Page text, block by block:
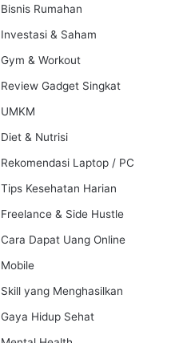
Bisnis Rumahan
Investasi & Saham
Gym & Workout
Review Gadget Singkat
UMKM
Diet & Nutrisi
Rekomendasi Laptop / PC
Tips Kesehatan Harian
Freelance & Side Hustle
Cara Dapat Uang Online
Mobile
Skill yang Menghasilkan
Gaya Hidup Sehat